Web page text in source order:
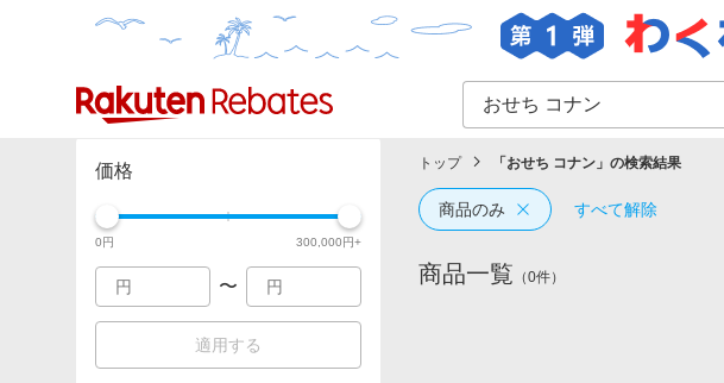
カテゴリー一覧 イベント一覧 ショッピング
価格
0円 300,000円+
〜
適用する
トップ 「 おせち コナン 」の検索結果
商品のみ すべて解除
商品一覧 （0件）